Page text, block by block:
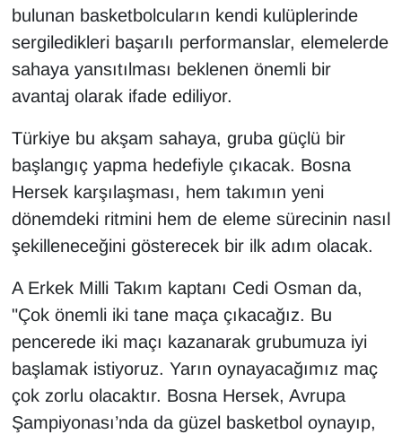
bulunan basketbolcuların kendi kulüplerinde
sergiledikleri başarılı performanslar, elemelerde
sahaya yansıtılması beklenen önemli bir
avantaj olarak ifade ediliyor.
Türkiye bu akşam sahaya, gruba güçlü bir
başlangıç yapma hedefiyle çıkacak. Bosna
Hersek karşılaşması, hem takımın yeni
dönemdeki ritmini hem de eleme sürecinin nasıl
şekilleneceğini gösterecek bir ilk adım olacak.
A Erkek Milli Takım kaptanı Cedi Osman da,
"Çok önemli iki tane maça çıkacağız. Bu
pencerede iki maçı kazanarak grubumuza iyi
başlamak istiyoruz. Yarın oynayacağımız maç
çok zorlu olacaktır. Bosna Hersek, Avrupa
Şampiyonası’nda da güzel basketbol oynayıp,